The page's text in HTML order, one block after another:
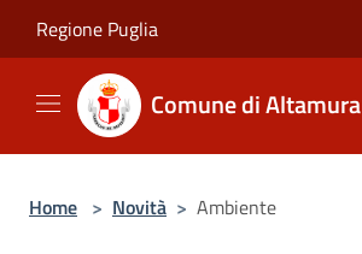
Regione Puglia
Comune di Altamura
Home > Novità > Ambiente